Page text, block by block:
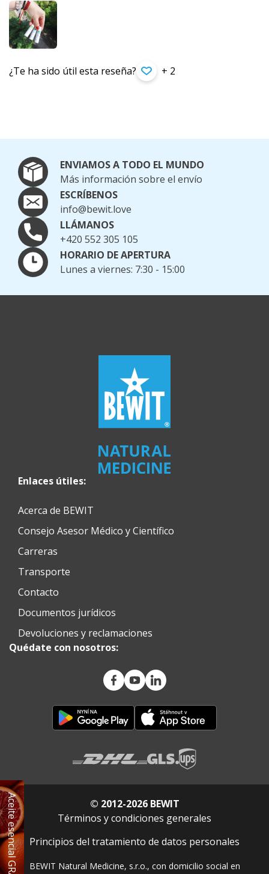
¿Te ha sido útil esta reseña? + 2
Aceite esencial GRATIS
ENVIAMOS A TODO EL MUNDO
Más información sobre el envío
ESCRÍBENOS
info@bewit.love
LLÁMANOS
+420 552 305 105
HORARIO DE APERTURA
Lunes a viernes: 7:30 - 15:00
Enlaces útiles:
Acerca de BEWIT
Consejo Asesor Médico y Científico
Carreras
Transporte
Contacto
Documentos jurídicos
Devoluciones y reclamaciones
Quédate con nosotros:
© 2012-2026 BEWIT
Términos y condiciones generales
Principios del tratamiento de datos personales
BEWIT Natural Medicine, s.r.o., con domicilio social en